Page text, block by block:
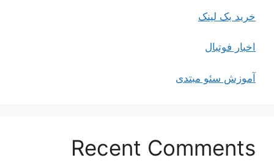
خرید بک لینک
اخبار فوتبال
آموزش سئو مبتدی
Recent Comments